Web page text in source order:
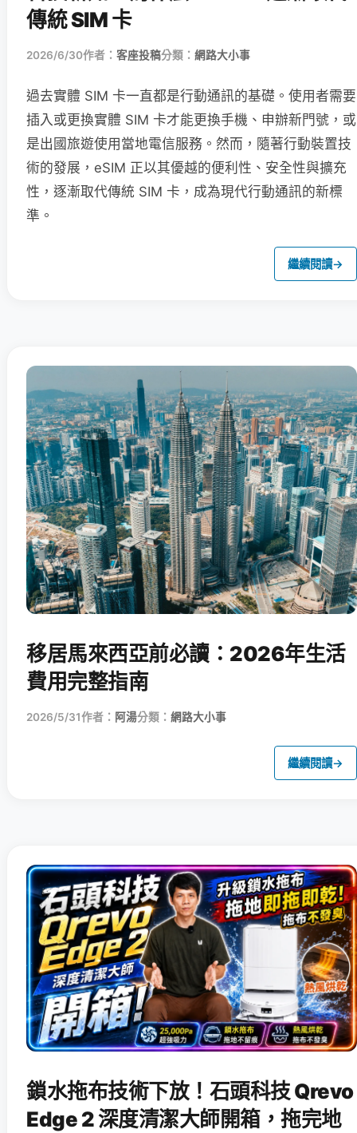
傳統 SIM 卡
2026/6/30作者： 客座投稿分類： 網路大小事
過去實體 SIM 卡一直都是行動通訊的基礎。使用者需要
插入或更換實體 SIM 卡才能更換手機、申辦新門號，或
是出國旅遊使用當地電信服務。然而，隨著行動裝置技
術的發展，eSIM 正以其優越的便利性、安全性與擴充
性，逐漸取代傳統 SIM 卡，成為現代行動通訊的新標
準。
繼續閱讀→
移居馬來西亞前必讀：2026年生活
費用完整指南
2026/5/31作者： 阿湯分類： 網路大小事
繼續閱讀→
鎖水拖布技術下放！石頭科技 Qrevo
Edge 2 深度清潔大師開箱，拖完地